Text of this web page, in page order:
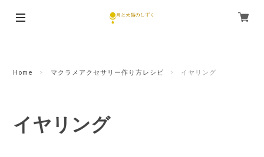
Home マクラメアクセサリー作り方レシピ イヤリング
イヤリング